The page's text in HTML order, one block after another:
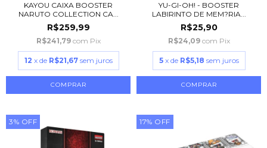
KAYOU CAIXA BOOSTER
NARUTO COLLECTION CA...
R$259,99
R$241,79 com Pix
12 x de R$21,67 sem juros
YU-GI-OH! - BOOSTER
LABIRINTO DE MEM?RIA...
R$25,90
R$24,09 com Pix
5 x de R$5,18 sem juros
3% OFF 17% OFF